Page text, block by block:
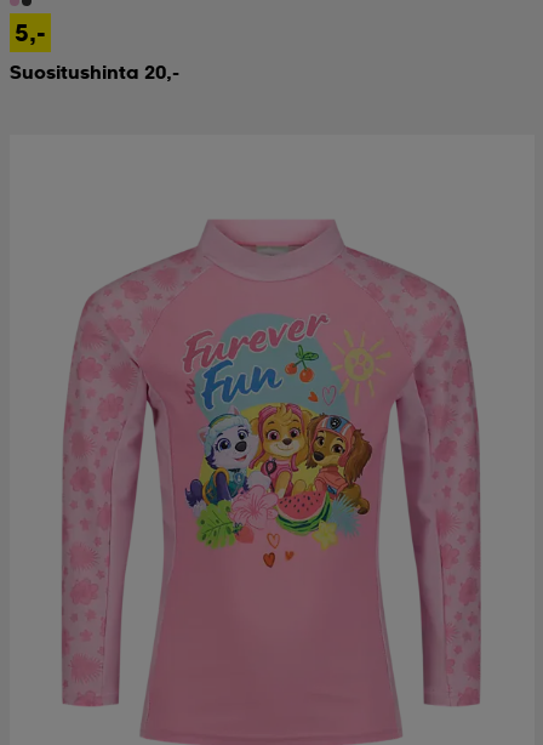
5,-
Suositushinta 20,-